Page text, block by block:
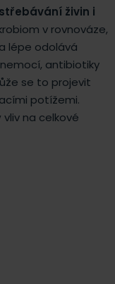
živin i
v rovnováze,
lépe odolává
antibiotiky
se to projevit
potížemi.
na celkové